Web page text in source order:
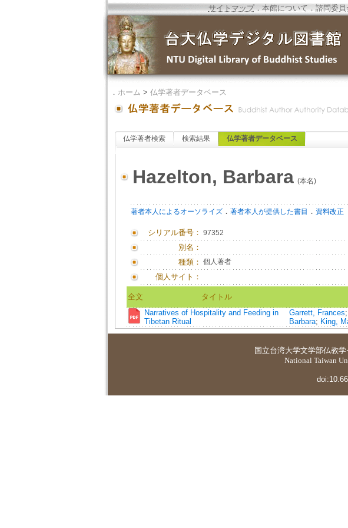
サイトマップ．本館について．諮問委員
． ホーム > 仏学著者データベース
仏学著者検索 検索結果 仏学著者データベース
Hazelton, Barbara(本名)
著者本人によるオーソライズ． 著者本人が提供した書目 ． 資料改正
シリアル番号： 97352
別名：
種類： 個人著者
個人サイト：
全文 タイトル
Narratives of Hospitality and Feeding in
Tibetan Ritual
Garrett, Frances;
Barbara; King,
国立台湾大学文学部仏教学
National Taiwan